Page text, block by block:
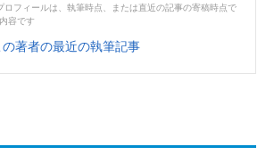
ロフィールは、執筆時点、または直近の記事の寄稿時点で
容です
の著者の最近の執筆記事